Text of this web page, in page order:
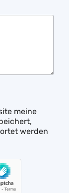
meine
werden